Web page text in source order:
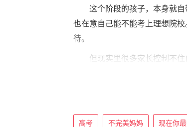
这个阶段的孩子，本身就
也在意自己能不能考上理想院
待。
但现实里很多家长控制不住
全家人希望都放在你身上了
高考 不完美妈妈 现在你